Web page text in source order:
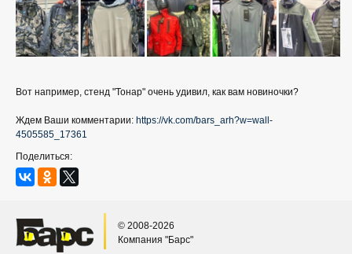
Вот например, стенд "Тонар" очень удивил, как вам новиночки?
Ждем Ваши комментарии: https://vk.com/bars_arh?w=wall-
4505585_17361
Поделиться:
© 2008-2026
Компания "Барс"